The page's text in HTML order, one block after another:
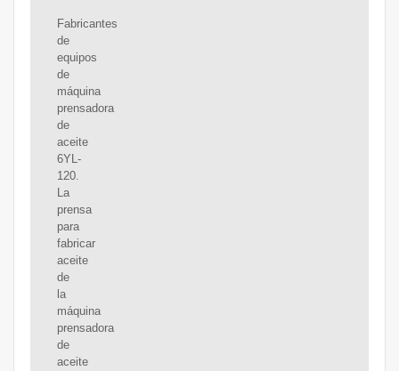
Fabricantes
de
equipos
de
máquina
prensadora
de
aceite
6YL-
120.
La
prensa
para
fabricar
aceite
de
la
máquina
prensadora
de
aceite